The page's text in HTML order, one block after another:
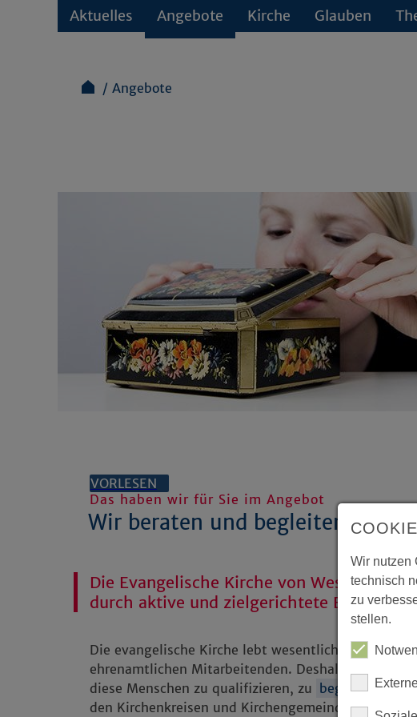
Aktuelles Angebote Kirche Glauben
Angebote
VORLESEN
Das haben wir für Sie im Angebot
Wir beraten und begleiten Sie
Die Evangelische Kirche von Westfalen
durch aktive und zielgerichtete Beratung
Die evangelische Kirche lebt wesentlich vom
ehrenamtlichen Mitarbeitenden. Deshalb ist es uns
diese Menschen zu qualifizieren, zu begleiten und
den Kirchenkreisen und Kirchengemeinden schaffen
Wir nutzen
technisch
zu
stellen.